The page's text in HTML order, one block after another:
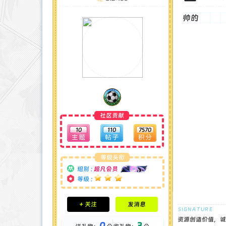
社区贡献
10 110 7570
等级头衔
组别 : 超凡会员
等级 :
积分成就
钻石 : 40 颗
+ 关注 发消息
帅的
资源创造价值，诚